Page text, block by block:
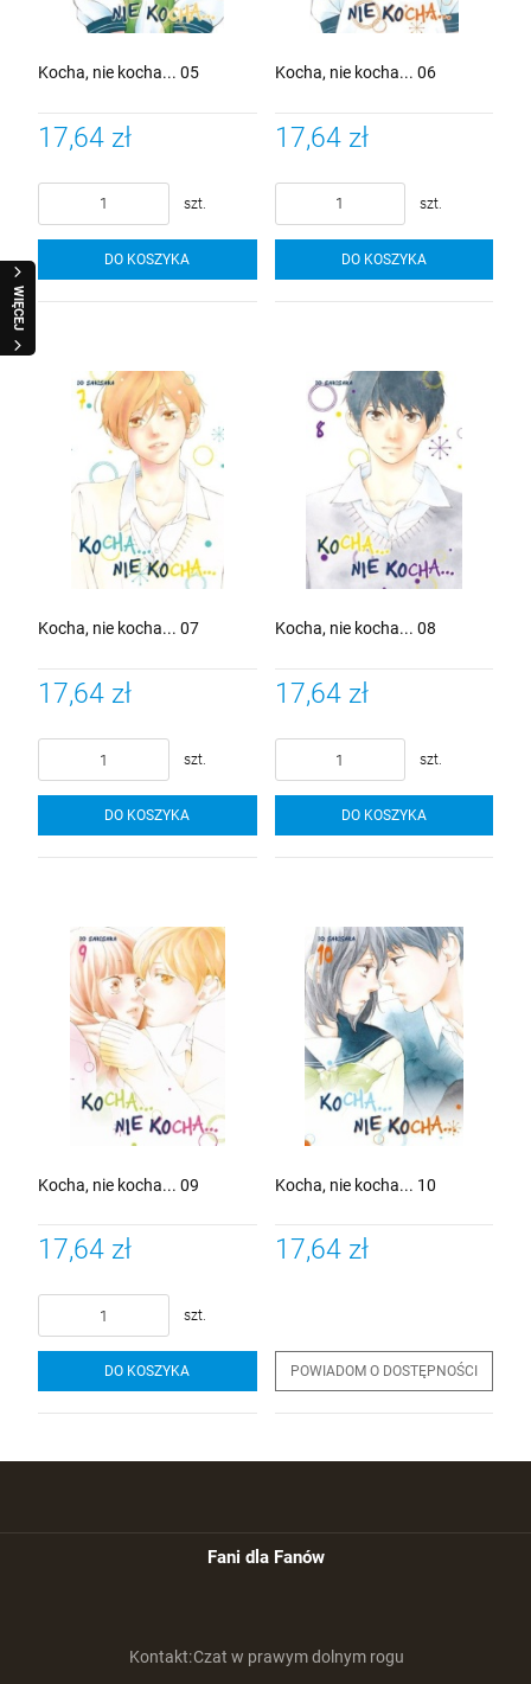
WIĘCEJ
Kocha, nie kocha... 05
17,64 zł
szt.
DO KOSZYKA
Kocha, nie kocha... 06
17,64 zł
szt.
DO KOSZYKA
Kocha, nie kocha... 07
17,64 zł
szt.
DO KOSZYKA
Kocha, nie kocha... 08
17,64 zł
szt.
DO KOSZYKA
Kocha, nie kocha... 09
17,64 zł
szt.
DO KOSZYKA
Kocha, nie kocha... 10
17,64 zł
POWIADOM O DOSTĘPNOŚCI
Fani dla Fanów
Kontakt:Czat w prawym dolnym rogu